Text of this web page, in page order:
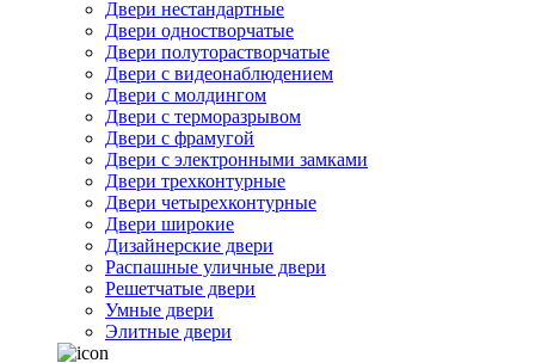
Двери нестандартные
Двери одностворчатые
Двери полуторастворчатые
Двери с видеонаблюдением
Двери с молдингом
Двери с терморазрывом
Двери с фрамугой
Двери с электронными замками
Двери трехконтурные
Двери четырехконтурные
Двери широкие
Дизайнерские двери
Распашные уличные двери
Решетчатые двери
Умные двери
Элитные двери